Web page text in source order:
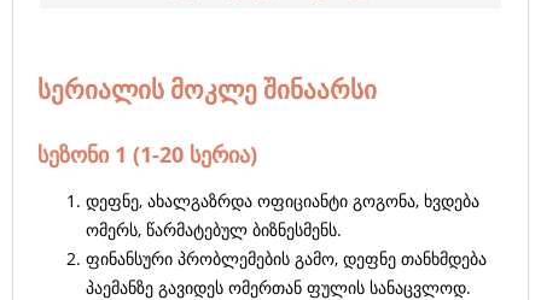
სერიალის მოკლე შინაარსი
სეზონი 1 (1-20 სერია)
დეფნე, ახალგაზრდა ოფიციანტი გოგონა, ხვდება
ომერს, წარმატებულ ბიზნესმენს.
ფინანსური პრობლემების გამო, დეფნე თანხმდება
პაემანზე გავიდეს ომერთან ფულის სანაცვლოდ.